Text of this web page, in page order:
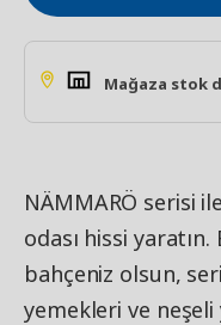
Mağaza stok
NÄMMARÖ serisi
odası hissi
bahçeniz olsun,
yemekleri ve